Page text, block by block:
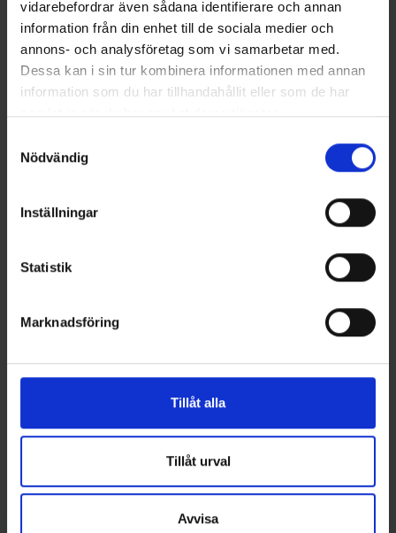
vidarebefordrar även sådana identifierare och annan
information från din enhet till de sociala medier och
annons- och analysföretag som vi samarbetar med.
Dessa kan i sin tur kombinera informationen med annan
information som du har tillhandahållit eller som de har
samlat in när du har använt deras tjänster.
Nödvändig
Inställningar
Statistik
Marknadsföring
Tillåt alla
Tillåt urval
Avvisa
Savage Gear
Dirty Roach
Savage Gear
Mieko Smolt 13gr - Red Star